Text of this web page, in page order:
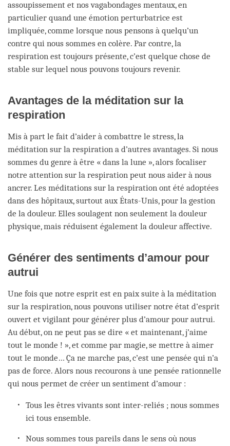
assoupissement et nos vagabondages mentaux, en
particulier quand une émotion perturbatrice est
impliquée, comme lorsque nous pensons à quelqu’un
contre qui nous sommes en colère. Par contre, la
respiration est toujours présente, c’est quelque chose de
stable sur lequel nous pouvons toujours revenir.
Avantages de la méditation sur la
respiration
Mis à part le fait d’aider à combattre le stress, la
méditation sur la respiration a d’autres avantages. Si nous
sommes du genre à être « dans la lune », alors focaliser
notre attention sur la respiration peut nous aider à nous
ancrer. Les méditations sur la respiration ont été adoptées
dans des hôpitaux, surtout aux États-Unis, pour la gestion
de la douleur. Elles soulagent non seulement la douleur
physique, mais réduisent également la douleur affective.
Générer des sentiments d’amour pour
autrui
Une fois que notre esprit est en paix suite à la méditation
sur la respiration, nous pouvons utiliser notre état d’esprit
ouvert et vigilant pour générer plus d’amour pour autrui.
Au début, on ne peut pas se dire « et maintenant, j’aime
tout le monde ! », et comme par magie, se mettre à aimer
tout le monde… Ça ne marche pas, c’est une pensée qui n’a
pas de force. Alors nous recourons à une pensée rationnelle
qui nous permet de créer un sentiment d’amour :
Tous les êtres vivants sont inter-reliés ; nous sommes
ici tous ensemble.
Nous sommes tous pareils dans le sens où nous